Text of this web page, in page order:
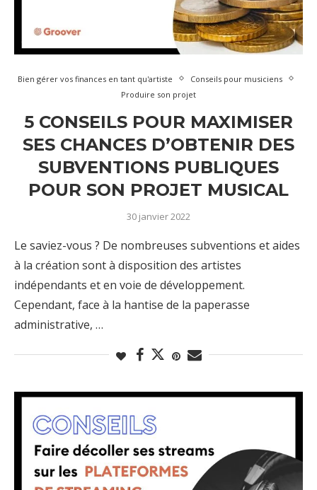
Bien gérer vos finances en tant qu'artiste
Conseils pour musiciens
Produire son projet
5 CONSEILS POUR MAXIMISER
SES CHANCES D’OBTENIR DES
SUBVENTIONS PUBLIQUES
POUR SON PROJET MUSICAL
30 janvier 2022
Le saviez-vous ? De nombreuses subventions et aides
à la création sont à disposition des artistes
indépendants et en voie de développement.
Cependant, face à la hantise de la paperasse
administrative, …